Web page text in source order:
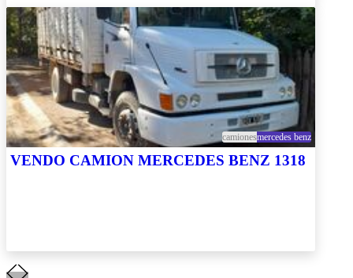
camionesmercedes benz
VENDO CAMION MERCEDES BENZ 1318